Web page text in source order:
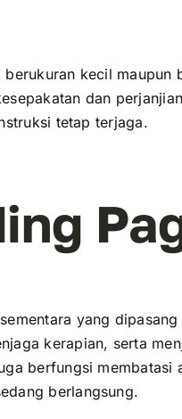
kecil maupun
dan
tetap terjaga.
yang
kerapian, serta
berfungsi membatasi
berlangsung.